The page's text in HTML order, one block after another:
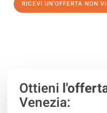
RICEVI UN'OFFERTA NON
Ottieni
Venezia: